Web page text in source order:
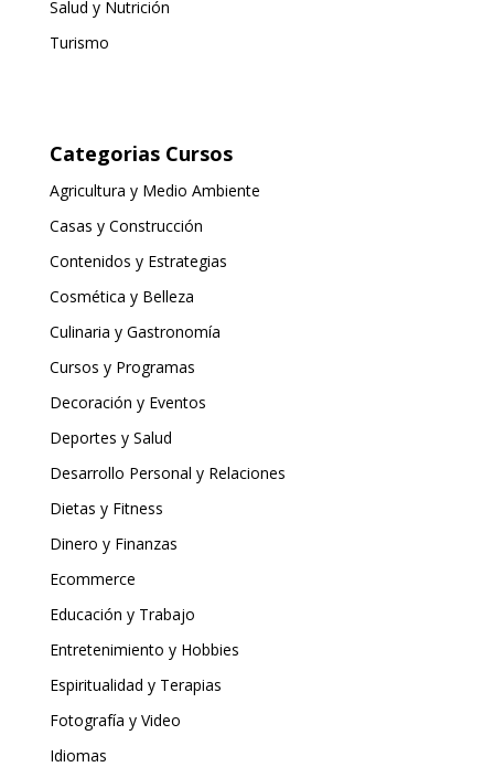
Salud y Nutrición
Turismo
Categorias Cursos
Agricultura y Medio Ambiente
Casas y Construcción
Contenidos y Estrategias
Cosmética y Belleza
Culinaria y Gastronomía
Cursos y Programas
Decoración y Eventos
Deportes y Salud
Desarrollo Personal y Relaciones
Dietas y Fitness
Dinero y Finanzas
Ecommerce
Educación y Trabajo
Entretenimiento y Hobbies
Espiritualidad y Terapias
Fotografía y Video
Idiomas